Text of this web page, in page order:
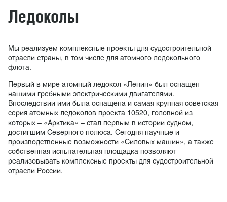
Ледоколы
Мы реализуем комплексные проекты для судостроительной
отрасли страны, в том числе для атомного ледокольного
флота.
Первый в мире атомный ледокол «Ленин» был оснащен
нашими гребными электрическими двигателями.
Впоследствии ими была оснащена и самая крупная советская
серия атомных ледоколов проекта 10520, головной из
которых – «Арктика» – стал первым в истории судном,
достигшим Северного полюса. Сегодня научные и
производственные возможности «Силовых машин», а также
собственная испытательная площадка позволяют
реализовывать комплексные проекты для судостроительной
отрасли России.